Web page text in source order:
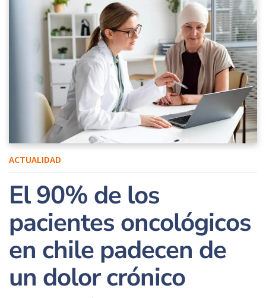
ACTUALIDAD
El 90% de los
pacientes oncológicos
en chile padecen de
un dolor crónico